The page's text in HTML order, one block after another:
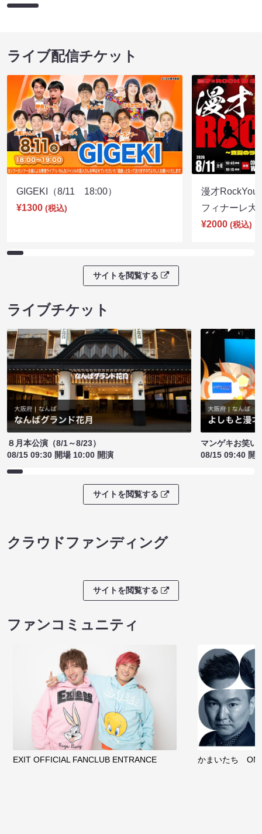
ライブ配信チケット
GIGEKI（8/11 18:00）
¥1300 (税込)
漫才RockYou
フィナーレ
¥2000 (税込)
サイトを閲覧する
ライブチケット
８月本公演（8/1～8/23）
08/15 09:30 開場 10:00 開演
マンゲキお笑い
08/15 09:40 開
サイトを閲覧する
クラウドファンディング
サイトを閲覧する
ファンコミュニティ
EXIT OFFICIAL FANCLUB ENTRANCE かまいたち